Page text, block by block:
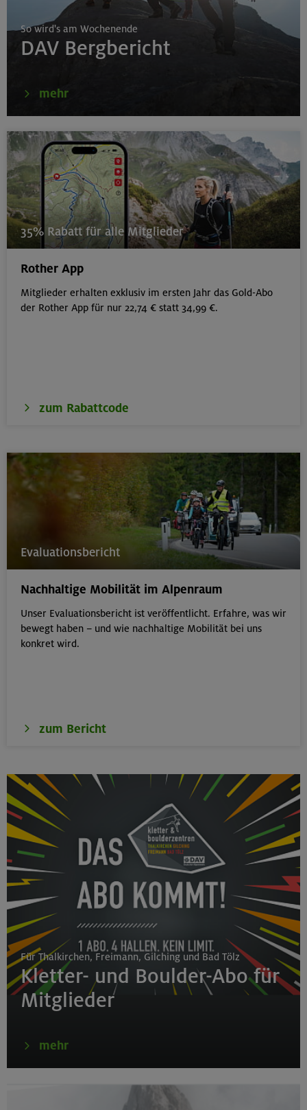
So wird's am Wochenende
DAV Bergbericht
mehr
35% Rabatt für alle Mitglieder
Rother App
Mitglieder erhalten exklusiv im ersten Jahr das Gold-Abo
der Rother App für nur 22,74 € statt 34,99 €.
zum Rabattcode
Evaluationsbericht
Nachhaltige Mobilität im Alpenraum
Unser Evaluationsbericht ist veröffentlicht. Erfahre, was wir
bewegt haben – und wie nachhaltige Mobilität bei uns
konkret wird.
zum Bericht
Für Thalkirchen, Freimann, Gilching und Bad Tölz
Kletter- und Boulder-Abo für
Mitglieder
mehr